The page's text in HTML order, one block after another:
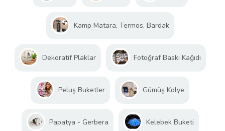
Kamp Matara, Termos, Bardak
Dekoratif Plaklar Fotoğraf Baskı Kağıdı
Peluş Buketler Gümüş Kolye
Papatya - Gerbera Kelebek Buketi